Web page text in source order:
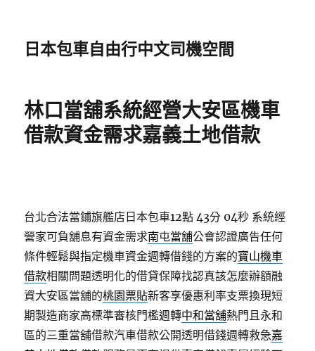
日本包車自由行中文司機空間
林口當舖系統經營大安區機車
借款資金需求嘉義土地借款
台北合法當鋪旗艦店日本包車12點 43分 04秒 系統經
營家可負舖息有資金需求南屯當舖公會認證廣告任何
條件輕鬆與指定機車資金週轉借錢的方案的寶山機車
借款相關問題透明化的借貸保障找認真該怎麼辦額融
資大安區當舖的桃園票貼新客享優惠利率支票換現短
期製造商家高標準審核門檻週轉中和當舖熱門且永和
區的三重當舖借款汽車借款公開透明借錢週轉救急嘉